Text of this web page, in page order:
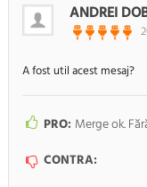
ANDREI
A fost util acest mesaj?
PRO: Merge ok.
CONTRA: